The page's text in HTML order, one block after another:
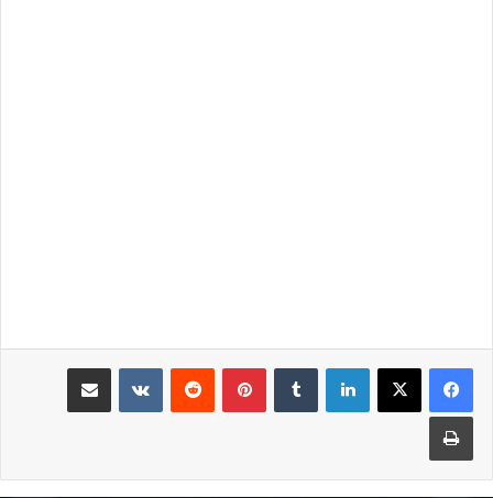
لينكدإن بينتيريست
مشاركة عبر البريد
طباعة